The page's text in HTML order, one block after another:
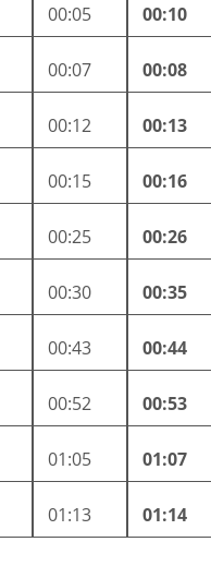
00:05 00:10
00:07 00:08
00:12 00:13
00:15 00:16
00:25 00:26
00:30 00:35
00:43 00:44
00:52 00:53
01:05 01:07
01:13 01:14